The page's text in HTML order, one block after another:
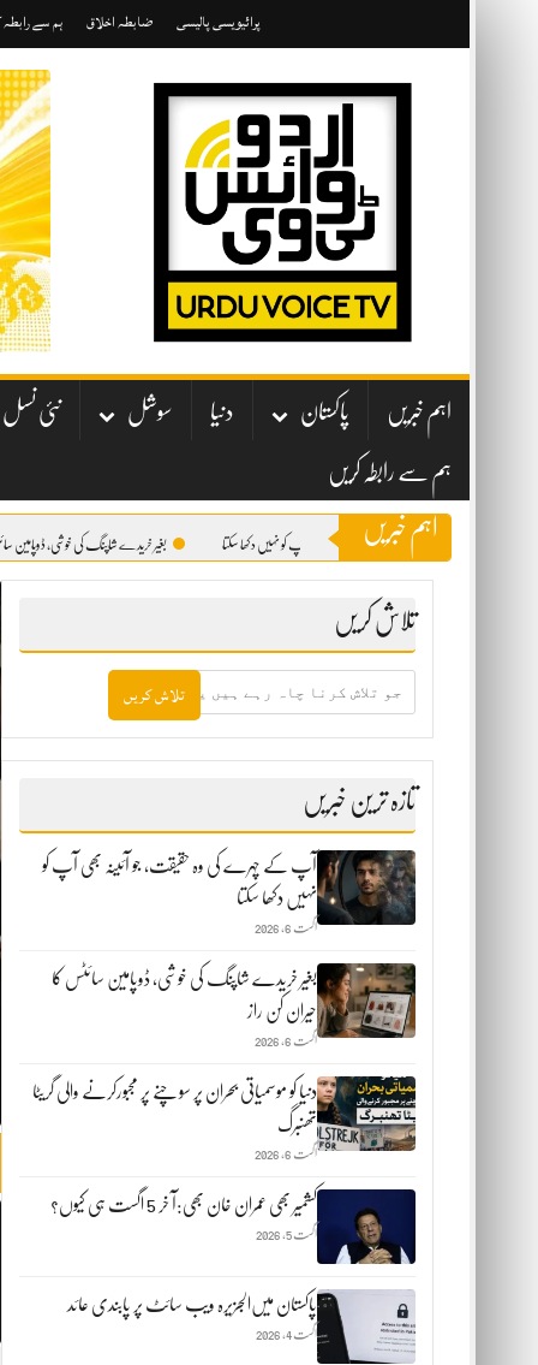
content
پرائیویسی پالیسی ضابطہ اخلاق ہم سے
اہم خبریں پاکستان دنیا سوشل نئی نسل
ہم سے رابطہ کریں
اہم خبریں
کے چہرے کی وہ حقیقت، جو آئینہ بھی آپ کو نہیں دکھا سکتا بغیر خریدے شاپنگ کی خوشی، ڈوپامین سائٹس کا حیران کن
تلاش کریں
چاہ
رہے
تازہ ترین خبریں
آپ کے چہرے کی وہ حقیقت، جو آئینہ بھی آپ کو
نہیں دکھا سکتا
اگست 6, 2026
بغیر خریدے شاپنگ کی خوشی، ڈوپامین سائٹس کا
حیران کن راز
اگست 6, 2026
دنیا کو موسمیاتی بحران پر سوچنے پر مجبورکرنے والی گریٹا
تھنبرگ
اگست 6, 2026
کشمیر بھی عمران خان بھی:آ خر 5 اگست ہی کیوں؟
اگست 5, 2026
پاکستان میں‌الجزیرہ ویب سائٹ پر پابندی عائد
اگست 4, 2026